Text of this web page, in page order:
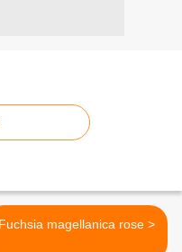
Fuchsia magellanica rose >